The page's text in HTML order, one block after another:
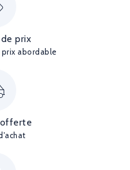
prix
prix abordable
offerte